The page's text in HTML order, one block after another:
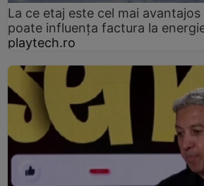
La ce etaj este cel mai
poate influența factura la
playtech.ro